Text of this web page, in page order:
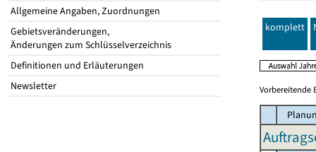
Allgemeine Angaben, Zuordnungen
Gebietsveränderungen,
Änderungen zum Schlüsselverzeichnis
Definitionen und Erläuterungen
Newsletter
komplett
Vorbereitende